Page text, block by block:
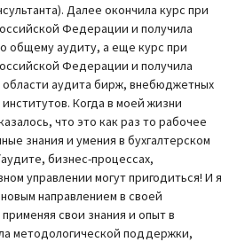
Далее окончила курс при
Федерации и получила
общему аудиту, а еще курс при
Федерации и получила
аудита бирж, внебюджетных
Когда в моей жизни
что это как раз то рабочее
знания и умения в бухгалтерском
бизнес-процессах,
управлении могут пригодиться! И я
направлением в своей
свои знания и опыт в
методологической поддержки,